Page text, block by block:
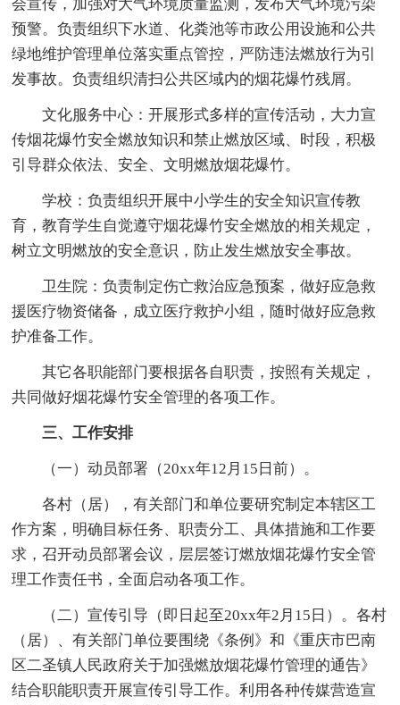
会宣传，加强对大气环境质量监测，发布大气环境污染
预警。负责组织下水道、化粪池等市政公用设施和公共
绿地维护管理单位落实重点管控，严防违法燃放行为引
发事故。负责组织清扫公共区域内的烟花爆竹残屑。
文化服务中心：开展形式多样的宣传活动，大力宣
传烟花爆竹安全燃放知识和禁止燃放区域、时段，积极
引导群众依法、安全、文明燃放烟花爆竹。
学校：负责组织开展中小学生的安全知识宣传教
育，教育学生自觉遵守烟花爆竹安全燃放的相关规定，
树立文明燃放的安全意识，防止发生燃放安全事故。
卫生院：负责制定伤亡救治应急预案，做好应急救
援医疗物资储备，成立医疗救护小组，随时做好应急救
护准备工作。
其它各职能部门要根据各自职责，按照有关规定，
共同做好烟花爆竹安全管理的各项工作。
三、工作安排
（一）动员部署（20xx年12月15日前）。
各村（居），有关部门和单位要研究制定本辖区工
作方案，明确目标任务、职责分工、具体措施和工作要
求，召开动员部署会议，层层签订燃放烟花爆竹安全管
理工作责任书，全面启动各项工作。
（二）宣传引导（即日起至20xx年2月15日）。各村
（居）、有关部门单位要围绕《条例》和《重庆市巴南
区二圣镇人民政府关于加强燃放烟花爆竹管理的通告》
结合职能职责开展宣传引导工作。利用各种传媒营造宣